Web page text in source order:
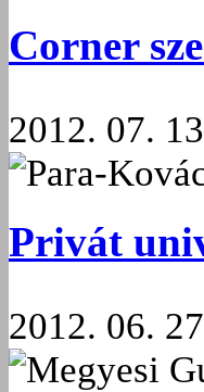
Corner
2012. 07.
Para-
Privát
2012. 06.
Megyesi